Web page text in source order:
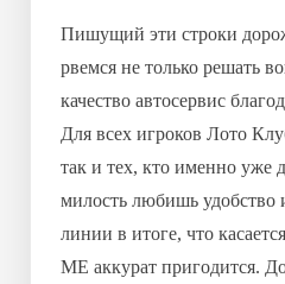
Пишущий эти строки
рвемся не только решать
качество автосервис
Для всех игроков Лото
так и тех, кто именно уже
милость любишь удобство
линии в итоге, что
ME аккурат пригодится.